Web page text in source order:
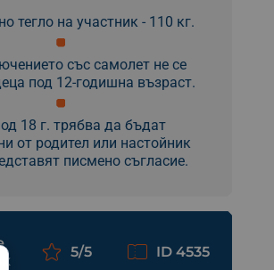
тегло на участник - 110 кг.
със самолет не се
под 12-годишна възраст.
18 г. трябва да бъдат
от родител или настойник
писмено съгласие.
5/5 ID 4535